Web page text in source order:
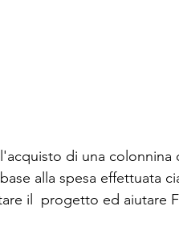
di una
alla spesa effettuata
il  progetto ed aiutare